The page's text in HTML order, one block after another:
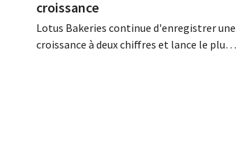
croissance
Lotus Bakeries continue d'enregistrer une
croissance à deux chiffres et lance le plus